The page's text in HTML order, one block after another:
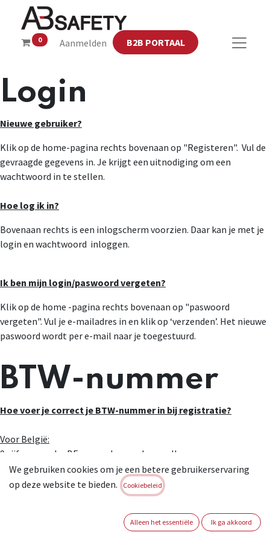
0 Aanmelden B2B PORTAAL
Login
Nieuwe gebruiker?
Klik op de home-pagina rechts bovenaan op "Registeren". Vul de
gevraagde gegevens in. Je krijgt een uitnodiging om een
wachtwoord in te stellen.
Hoe log ik in?
Bovenaan rechts is een inlogscherm voorzien. Daar kan je met je
login en wachtwoord inloggen.
Ik ben mijn login/paswoord vergeten?
Klik op de home -pagina rechts bovenaan op "paswoord
vergeten". Vul je e-mailadres in en klik op ‘verzenden’. Het nieuwe
paswoord wordt per e-mail naar je toegestuurd.
BTW-nummer
Hoe voer je correct je BTW-nummer in bij registratie?
Voor België:
9 cijfers, zonder BE en zonder voorloopnullen
Voor Nederland
10 cijfers, zonder NL en zonder voorloopnullen
We gebruiken cookies om je een betere gebruikerservaring
op deze website te bieden.
Cookiebeleid
Alleen het essentiële Ik ga akkoord